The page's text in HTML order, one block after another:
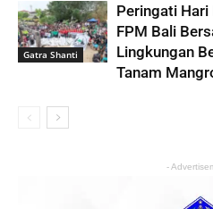
Gatra Shanti
Peringati Hari
FPM Bali
Lingkungan
Tanam
-